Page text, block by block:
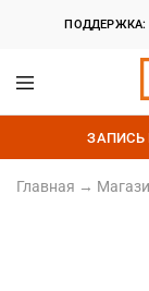
ПОДДЕРЖКА:
шин,
и
ЗАПИСЬ
Главная →